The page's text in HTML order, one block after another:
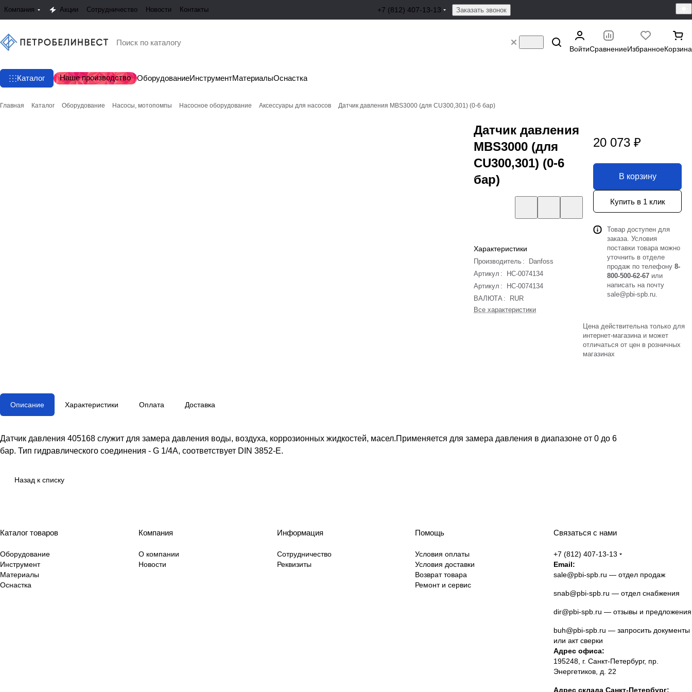
Компания Акции Сотрудничество Новости Контакты +7 (812) 407-13-13 Заказать звонок
ВойтиСравнениеИзбранноеКорзина
Каталог Наше производство ОборудованиеИнструментМатериалыОснастка
Главная Каталог Оборудование Насосы, мотопомпы Насосное оборудование Аксессуары для насосов Датчик давления MBS3000 (для CU300,301) (0-6 бар)
Датчик давления
MBS3000 (для
CU300,301) (0-6
бар)
Характеристики
Производитель :
Danfoss
Артикул :
НС-0074134
Артикул :
НС-0074134
ВАЛЮТА :
RUR
Все характеристики
20 073 ₽
В корзину
Купить в 1 клик
Товар доступен для
заказа. Условия
поставки товара можно
уточнить в отделе
продаж по телефону 8-
800-500-62-67 или
написать на почту
sale@pbi-spb.ru.
Цена действительна только для
интернет-магазина и может
отличаться от цен в розничных
магазинах
Описание Характеристики Оплата Доставка
Датчик давления 405168 служит для замера давления воды, воздуха, коррозионных жидкостей, масел.Применяется для замера давления в диапазоне от 0 до 6
бар. Тип гидравлического соединения - G 1/4A, соответствует DIN 3852-E.
Назад к списку
Каталог товаров
Оборудование
Инструмент
Материалы
Оснастка
Компания
О компании
Новости
Информация
Сотрудничество
Реквизиты
Помощь
Условия оплаты
Условия доставки
Возврат товара
Ремонт и сервис
Связаться с нами
+7 (812) 407-13-13
Email:
sale@pbi-spb.ru — отдел продаж
snab@pbi-spb.ru — отдел снабжения
dir@pbi-spb.ru — отзывы и предложения
buh@pbi-spb.ru — запросить документы
или акт сверки
Адрес офиса:
195248, г. Санкт-Петербург, пр.
Энергетиков, д. 22
Адрес склада Санкт-Петербург: